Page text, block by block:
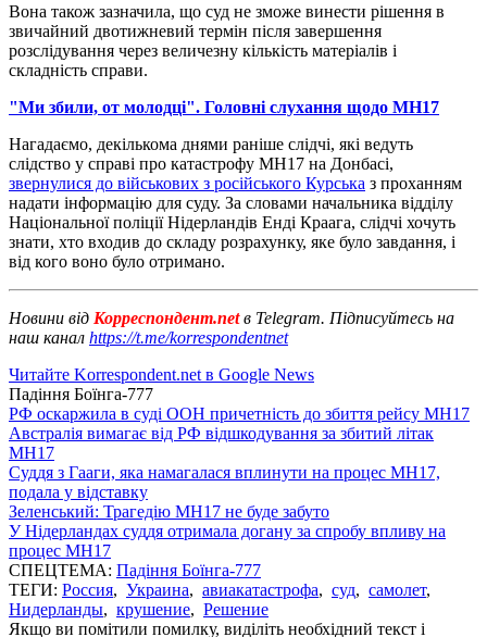
Вона також зазначила, що суд не зможе винести рішення в
звичайний двотижневий термін після завершення
розслідування через величезну кількість матеріалів і
складність справи.
"Ми збили, от молодці". Головні слухання щодо MH17
Нагадаємо, декількома днями раніше слідчі, які ведуть
слідство у справі про катастрофу MH17 на Донбасі,
звернулися до військових з російського Курська з проханням
надати інформацію для суду. За словами начальника відділу
Національної поліції Нідерландів Енді Краага, слідчі хочуть
знати, хто входив до складу розрахунку, яке було завдання, і
від кого воно було отримано.
Новини від Корреспондент.netв Telegram. Підписуйтесь на
наш канал https://t.me/korrespondentnet
Читайте Korrespondent.net в Google News
Падіння Боїнга-777
РФ оскаржила в суді ООН причетність до збиття рейсу MH17
Австралія вимагає від РФ відшкодування за збитий літак
MH17
Суддя з Гааги, яка намагалася вплинути на процес МН17,
подала у відставку
Зеленський: Трагедію MH17 не буде забуто
У Нідерландах суддя отримала догану за спробу впливу на
процес MH17
СПЕЦТЕМА: Падіння Боїнга-777
ТЕГИ: Россия, Украина, авиакатастрофа, суд, самолет,
Нидерланды, крушение, Решение
Якщо ви помітили помилку, виділіть необхідний текст і